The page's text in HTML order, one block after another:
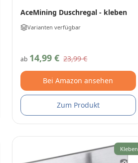
AceMining Duschregal - kleben
Varianten verfügbar
ab 14,99 € 23,99 €
Bei Amazon ansehen
Zum Produkt
Kleben